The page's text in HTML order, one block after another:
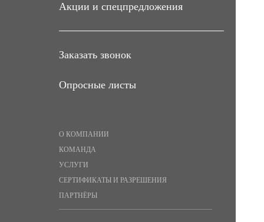
Акции и спецпредложения
Заказать звонок
Опросные листы
О КОМПАНИИ
КОМАНДА
УСЛУГИ
СЕРТИФИКАТЫ И РАЗРЕШЕНИЯ
ПАРТНЁРЫ